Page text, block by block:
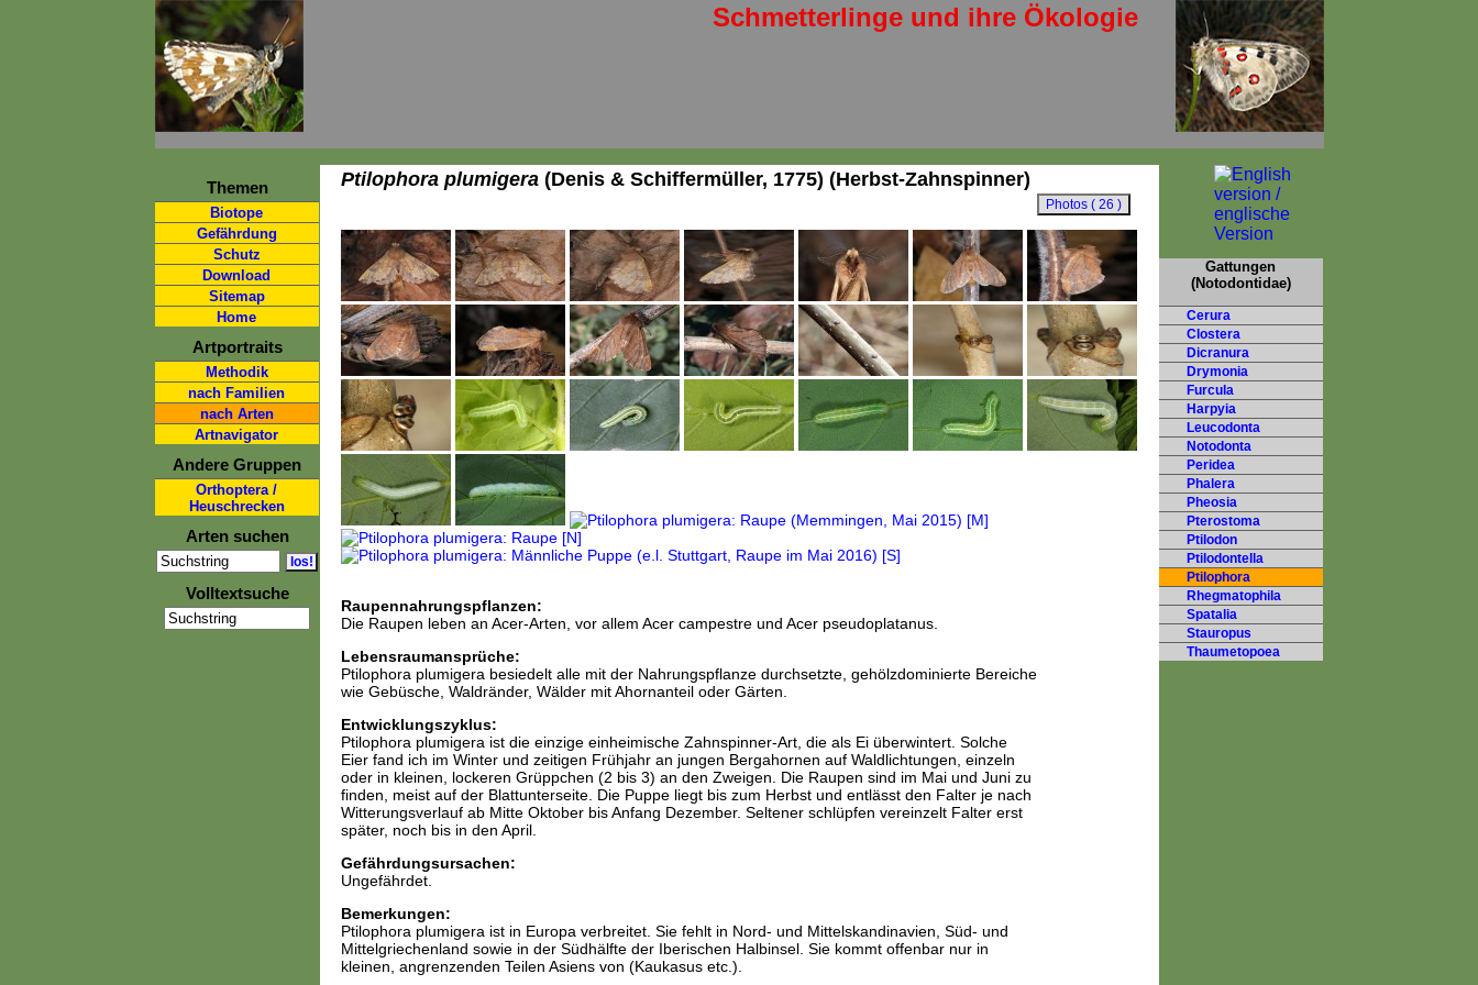
Schmetterlinge und ihre Ökologie
Themen
Biotope
Gefährdung
Schutz
Download
Sitemap
Home
Artportraits
Methodik
nach Familien
nach Arten
Artnavigator
Andere Gruppen
Orthoptera /
Heuschrecken
Arten suchen
Volltextsuche
Ptilophora plumigera(Denis & Schiffermüller, 1775) (Herbst-Zahnspinner)
Raupennahrungspflanzen:
Die Raupen leben an Acer-Arten, vor allem Acer campestre und Acer pseudoplatanus.
Lebensraumansprüche:
Ptilophora plumigera besiedelt alle mit der Nahrungspflanze durchsetzte, gehölzdominierte Bereiche
wie Gebüsche, Waldränder, Wälder mit Ahornanteil oder Gärten.
Entwicklungszyklus:
Ptilophora plumigera ist die einzige einheimische Zahnspinner-Art, die als Ei überwintert. Solche
Eier fand ich im Winter und zeitigen Frühjahr an jungen Bergahornen auf Waldlichtungen, einzeln
oder in kleinen, lockeren Grüppchen (2 bis 3) an den Zweigen. Die Raupen sind im Mai und Juni zu
finden, meist auf der Blattunterseite. Die Puppe liegt bis zum Herbst und entlässt den Falter je nach
Witterungsverlauf ab Mitte Oktober bis Anfang Dezember. Seltener schlüpfen vereinzelt Falter erst
später, noch bis in den April.
Gefährdungsursachen:
Ungefährdet.
Bemerkungen:
Ptilophora plumigera ist in Europa verbreitet. Sie fehlt in Nord- und Mittelskandinavien, Süd- und
Mittelgriechenland sowie in der Südhälfte der Iberischen Halbinsel. Sie kommt offenbar nur in
kleinen, angrenzenden Teilen Asiens von (Kaukasus etc.).
Gattungen
(Notodontidae)
Cerura
Clostera
Dicranura
Drymonia
Furcula
Harpyia
Leucodonta
Notodonta
Peridea
Phalera
Pheosia
Pterostoma
Ptilodon
Ptilodontella
Ptilophora
Rhegmatophila
Spatalia
Stauropus
Thaumetopoea